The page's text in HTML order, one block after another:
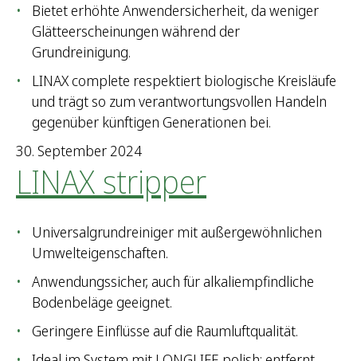
Bietet erhöhte Anwendersicherheit, da weniger
Glätteerscheinungen während der
Grundreinigung.
LINAX complete respektiert biologische Kreisläufe
und trägt so zum verantwortungsvollen Handeln
gegenüber künftigen Generationen bei.
30. September 2024
LINAX stripper
Universalgrundreiniger mit außergewöhnlichen
Umwelteigenschaften.
Anwendungssicher, auch für alkaliempfindliche
Bodenbeläge geeignet.
Geringere Einflüsse auf die Raumluftqualität.